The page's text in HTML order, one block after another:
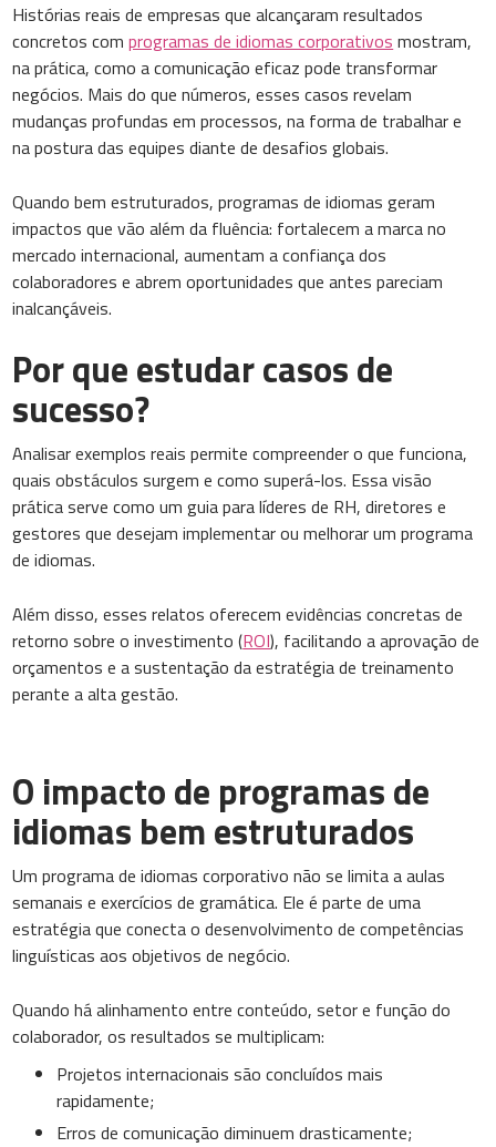
Histórias reais de empresas que alcançaram resultados
concretos comprogramas de idiomas corporativos mostram,
na prática, como a comunicação eficaz pode transformar
negócios. Mais do que números, esses casos revelam
mudanças profundas em processos, na forma de trabalhar e
na postura das equipes diante de desafios globais.
Quando bem estruturados, programas de idiomas geram
impactos que vão além da fluência: fortalecem a marca no
mercado internacional, aumentam a confiança dos
colaboradores e abrem oportunidades que antes pareciam
inalcançáveis.
Por que estudar casos de
sucesso?
Analisar exemplos reais permite compreender o que funciona,
quais obstáculos surgem e como superá-los. Essa visão
prática serve como um guia para líderes de RH, diretores e
gestores que desejam implementar ou melhorar um programa
de idiomas.
Além disso, esses relatos oferecem evidências concretas de
retorno sobre o investimento (ROI), facilitando a aprovação de
orçamentos e a sustentação da estratégia de treinamento
perante a alta gestão.
O impacto de programas de
idiomas bem estruturados
Um programa de idiomas corporativo não se limita a aulas
semanais e exercícios de gramática. Ele é parte de uma
estratégia que conecta o desenvolvimento de competências
linguísticas aos objetivos de negócio.
Quando há alinhamento entre conteúdo, setor e função do
colaborador, os resultados se multiplicam:
Projetos internacionais são concluídos mais
rapidamente;
Erros de comunicação diminuem drasticamente;